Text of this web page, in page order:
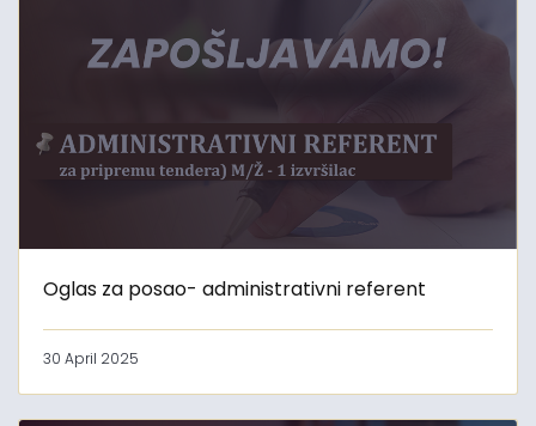
Oglas za posao- administrativni referent
30 April 2025